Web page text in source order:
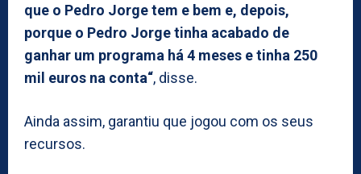
que o Pedro Jorge tem e bem e, depois,
porque o Pedro Jorge tinha acabado de
ganhar um programa há 4 meses e tinha 250
mil euros na conta“, disse.
Ainda assim, garantiu que jogou com os seus
recursos.